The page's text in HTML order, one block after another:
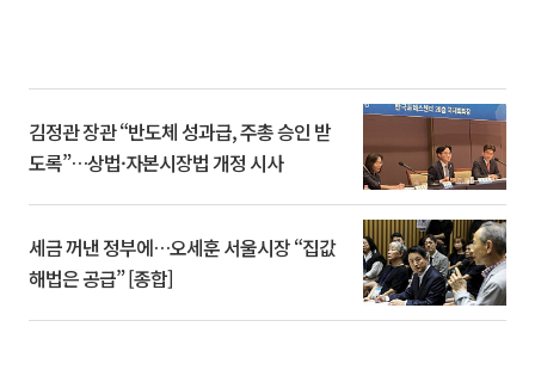
김정관 장관 “반도체 성과급, 주총 승인 받
도록”…상법·자본시장법 개정 시사
세금 꺼낸 정부에…오세훈 서울시장 “집값
해법은 공급” [종합]